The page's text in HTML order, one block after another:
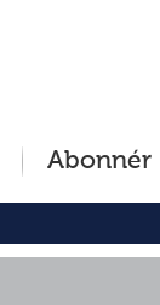
Abonnér